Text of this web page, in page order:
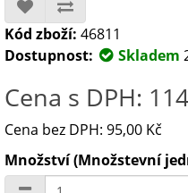
Kód zboží: 46811
Dostupnost:
Skladem
Cena s DPH:
Cena bez DPH: 95,00 Kč
Množství (Množstevní